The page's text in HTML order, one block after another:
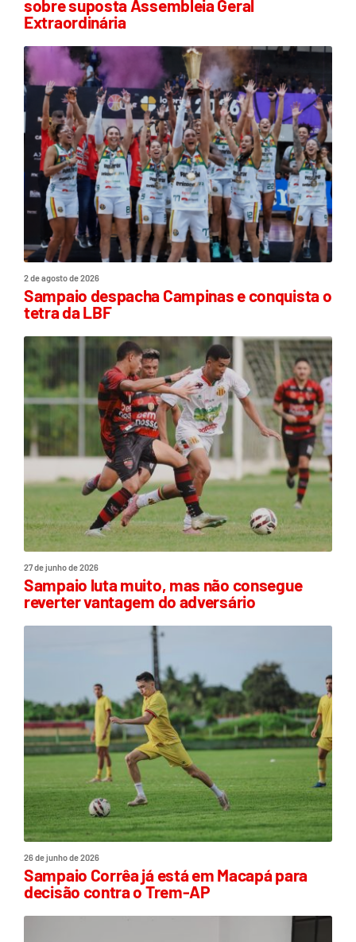
sobre suposta Assembleia Geral
Extraordinária
2 de agosto de 2026
Sampaio despacha Campinas e conquista o
tetra da LBF
27 de junho de 2026
Sampaio luta muito, mas não consegue
reverter vantagem do adversário
26 de junho de 2026
Sampaio Corrêa já está em Macapá para
decisão contra o Trem-AP